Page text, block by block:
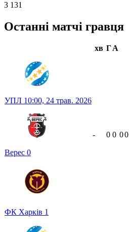
3 131
Останні матчі гравця
хв ГА
УПЛ 10:00, 24 трав. 2026
Верес 0
ФК Харків 1
- 0 0 00